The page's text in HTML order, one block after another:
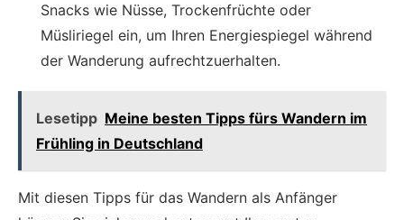
Snacks wie Nüsse, Trockenfrüchte oder
Müsliriegel ein, um Ihren Energiespiegel während
der Wanderung aufrechtzuerhalten.
Lesetipp Meine besten Tipps fürs Wandern im
Frühling in Deutschland
Mit diesen Tipps für das Wandern als Anfänger